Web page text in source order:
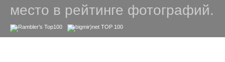
место в рейтинге фотографий.